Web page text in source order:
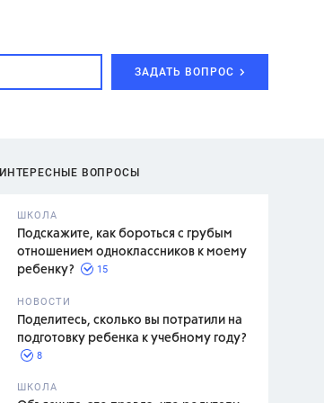
ЗАДАТЬ ВОПРОС
ИНТЕРЕСНЫЕ ВОПРОСЫ
ШКОЛА
Подскажите, как бороться с грубым
отношением одноклассников к моему
ребенку?
15
НОВОСТИ
Поделитесь, сколько вы потратили на
подготовку ребенка к учебному году?
8
ШКОЛА